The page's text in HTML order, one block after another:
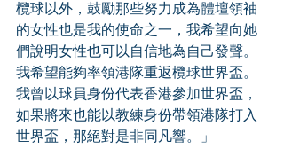
欖球以外，鼓勵那些努力成為體壇領袖
的女性也是我的使命之一，我希望向她
們說明女性也可以自信地為自己發聲。
我希望能夠率領港隊重返欖球世界盃。
我曾以球員身份代表香港參加世界盃，
如果將來也能以教練身份帶領港隊打入
世界盃，那絕對是非同凡響。」